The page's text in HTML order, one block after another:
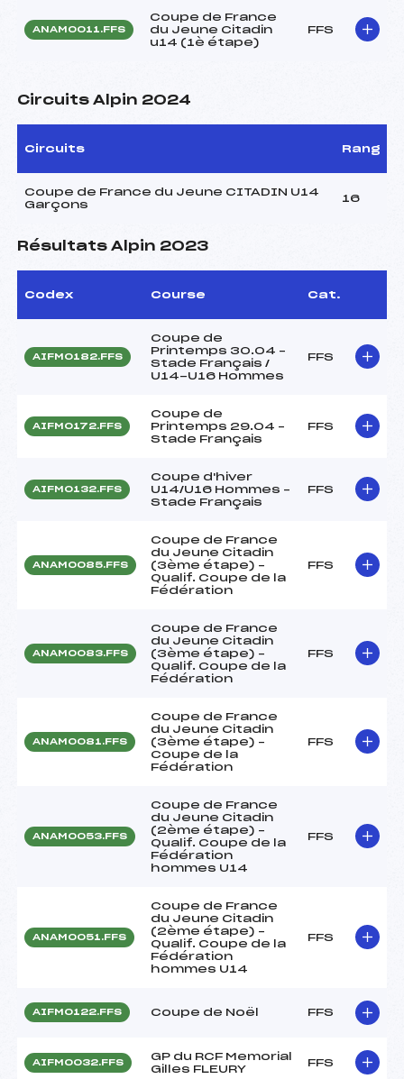
ANAM0011.FFS
Coupe de France
du Jeune Citadin
u14 (1è étape)
FFS
Circuits Alpin 2024
Circuits Rang
Coupe de France du Jeune CITADIN U14
Garçons
16
Résultats Alpin 2023
Codex Course Cat.
AIFM0182.FFS
Coupe de
Printemps 30.04 –
Stade Français /
U14-U16 Hommes
FFS
AIFM0172.FFS
Coupe de
Printemps 29.04 –
Stade Français
FFS
AIFM0132.FFS
Coupe d'hiver
U14/U16 Hommes –
Stade Français
FFS
ANAM0085.FFS
Coupe de France
du Jeune Citadin
(3ème étape) –
Qualif. Coupe de la
Fédération
FFS
ANAM0083.FFS
Coupe de France
du Jeune Citadin
(3ème étape) –
Qualif. Coupe de la
Fédération
FFS
ANAM0081.FFS
Coupe de France
du Jeune Citadin
(3ème étape) –
Coupe de la
Fédération
FFS
ANAM0053.FFS
Coupe de France
du Jeune Citadin
(2ème étape) –
Qualif. Coupe de la
Fédération
hommes U14
FFS
ANAM0051.FFS
Coupe de France
du Jeune Citadin
(2ème étape) –
Qualif. Coupe de la
Fédération
hommes U14
FFS
AIFM0122.FFS Coupe de Noël FFS
AIFM0032.FFS
GP du RCF Memorial
Gilles FLEURY
FFS